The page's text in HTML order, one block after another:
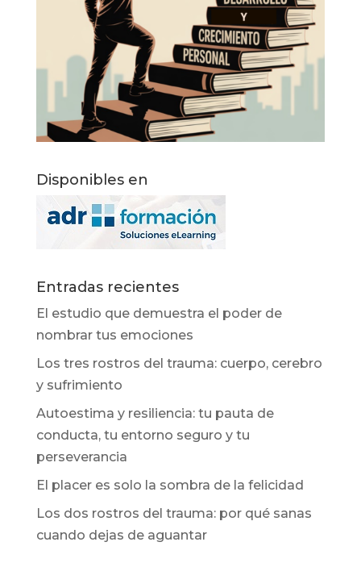
Disponibles en
Entradas recientes
El estudio que demuestra el poder de
nombrar tus emociones
Los tres rostros del trauma: cuerpo, cerebro
y sufrimiento
Autoestima y resiliencia: tu pauta de
conducta, tu entorno seguro y tu
perseverancia
El placer es solo la sombra de la felicidad
Los dos rostros del trauma: por qué sanas
cuando dejas de aguantar